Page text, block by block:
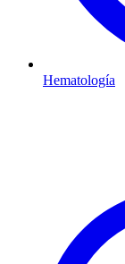
Hematología